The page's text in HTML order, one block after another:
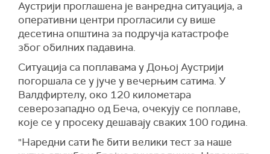
Ватрогасци, локалне власти и војници од
суботе покушавају да заштите мост у граду,
покривајући га шљунком како би био тежи и
издржљивији. Ватрогасци од почетка викенда
помажу у борби с поплавама у југозападној
Пољској, док су за данас и сутра најављене
нове падавине, што погоршава ситуацију.
Аустрији проглашена је ванредна ситуација, а
оперативни центри прогласили су више
десетина општина за подручја катастрофе
због обилних падавина.
Ситуација са поплавама у Доњој Аустрији
погоршала се у јуче у вечерњим сатима. У
Валдфиртелу, око 120 километара
северозападно од Беча, очекују се поплаве,
које се у просеку дешавају сваких 100 година.
"Наредни сати ће бити велики тест за наше